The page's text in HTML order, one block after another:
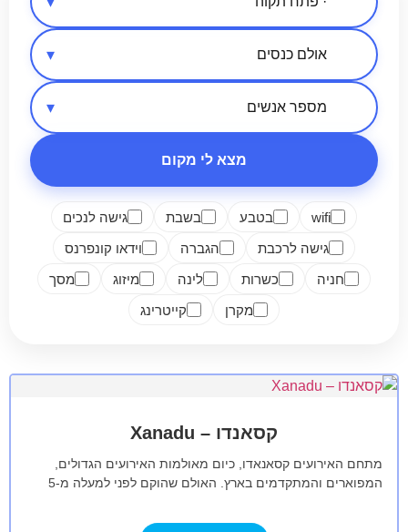
אזור בארץ
סיווג מקום
מספר אנשים
מצא לי מקום
wifi בטבע בשבת
גישה לנכים
גישה לרכבת
הגברה
וידאו קונפרנס
חניה
כשרות לינה מיזוג
מסך
מקרן
קייטרינג
קסאנדו – Xanadu
מתחם האירועים קסאנאדו, כיום מאולמות האירועים הגדולים,
המפוארים והמתקדמים בארץ. האולם שהוקם לפני למעלה מ-5